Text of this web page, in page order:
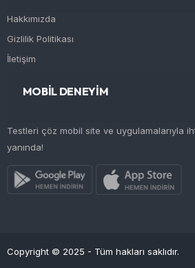
Hakkımızda
Gizlilik Politikası
İletişim
MOBİL DENEYİM
Testleri çöz mobil site ve uygulamalarıyla
yanında!
Copyright © 2025 - Tüm hakları saklıdır.